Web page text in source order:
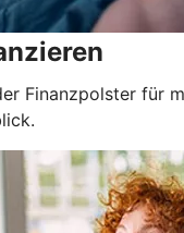
Finanzpolster für